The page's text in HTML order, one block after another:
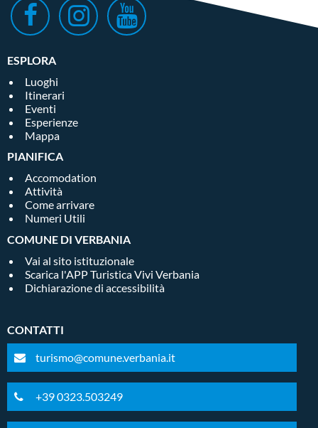
ESPLORA
Luoghi
Itinerari
Eventi
Esperienze
Mappa
PIANIFICA
Accomodation
Attività
Come arrivare
Numeri Utili
COMUNE DI VERBANIA
Vai al sito istituzionale
Scarica l'APP Turistica Vivi Verbania
Dichiarazione di accessibilità
CONTATTI
turismo@comune.verbania.it
+39 0323.503249